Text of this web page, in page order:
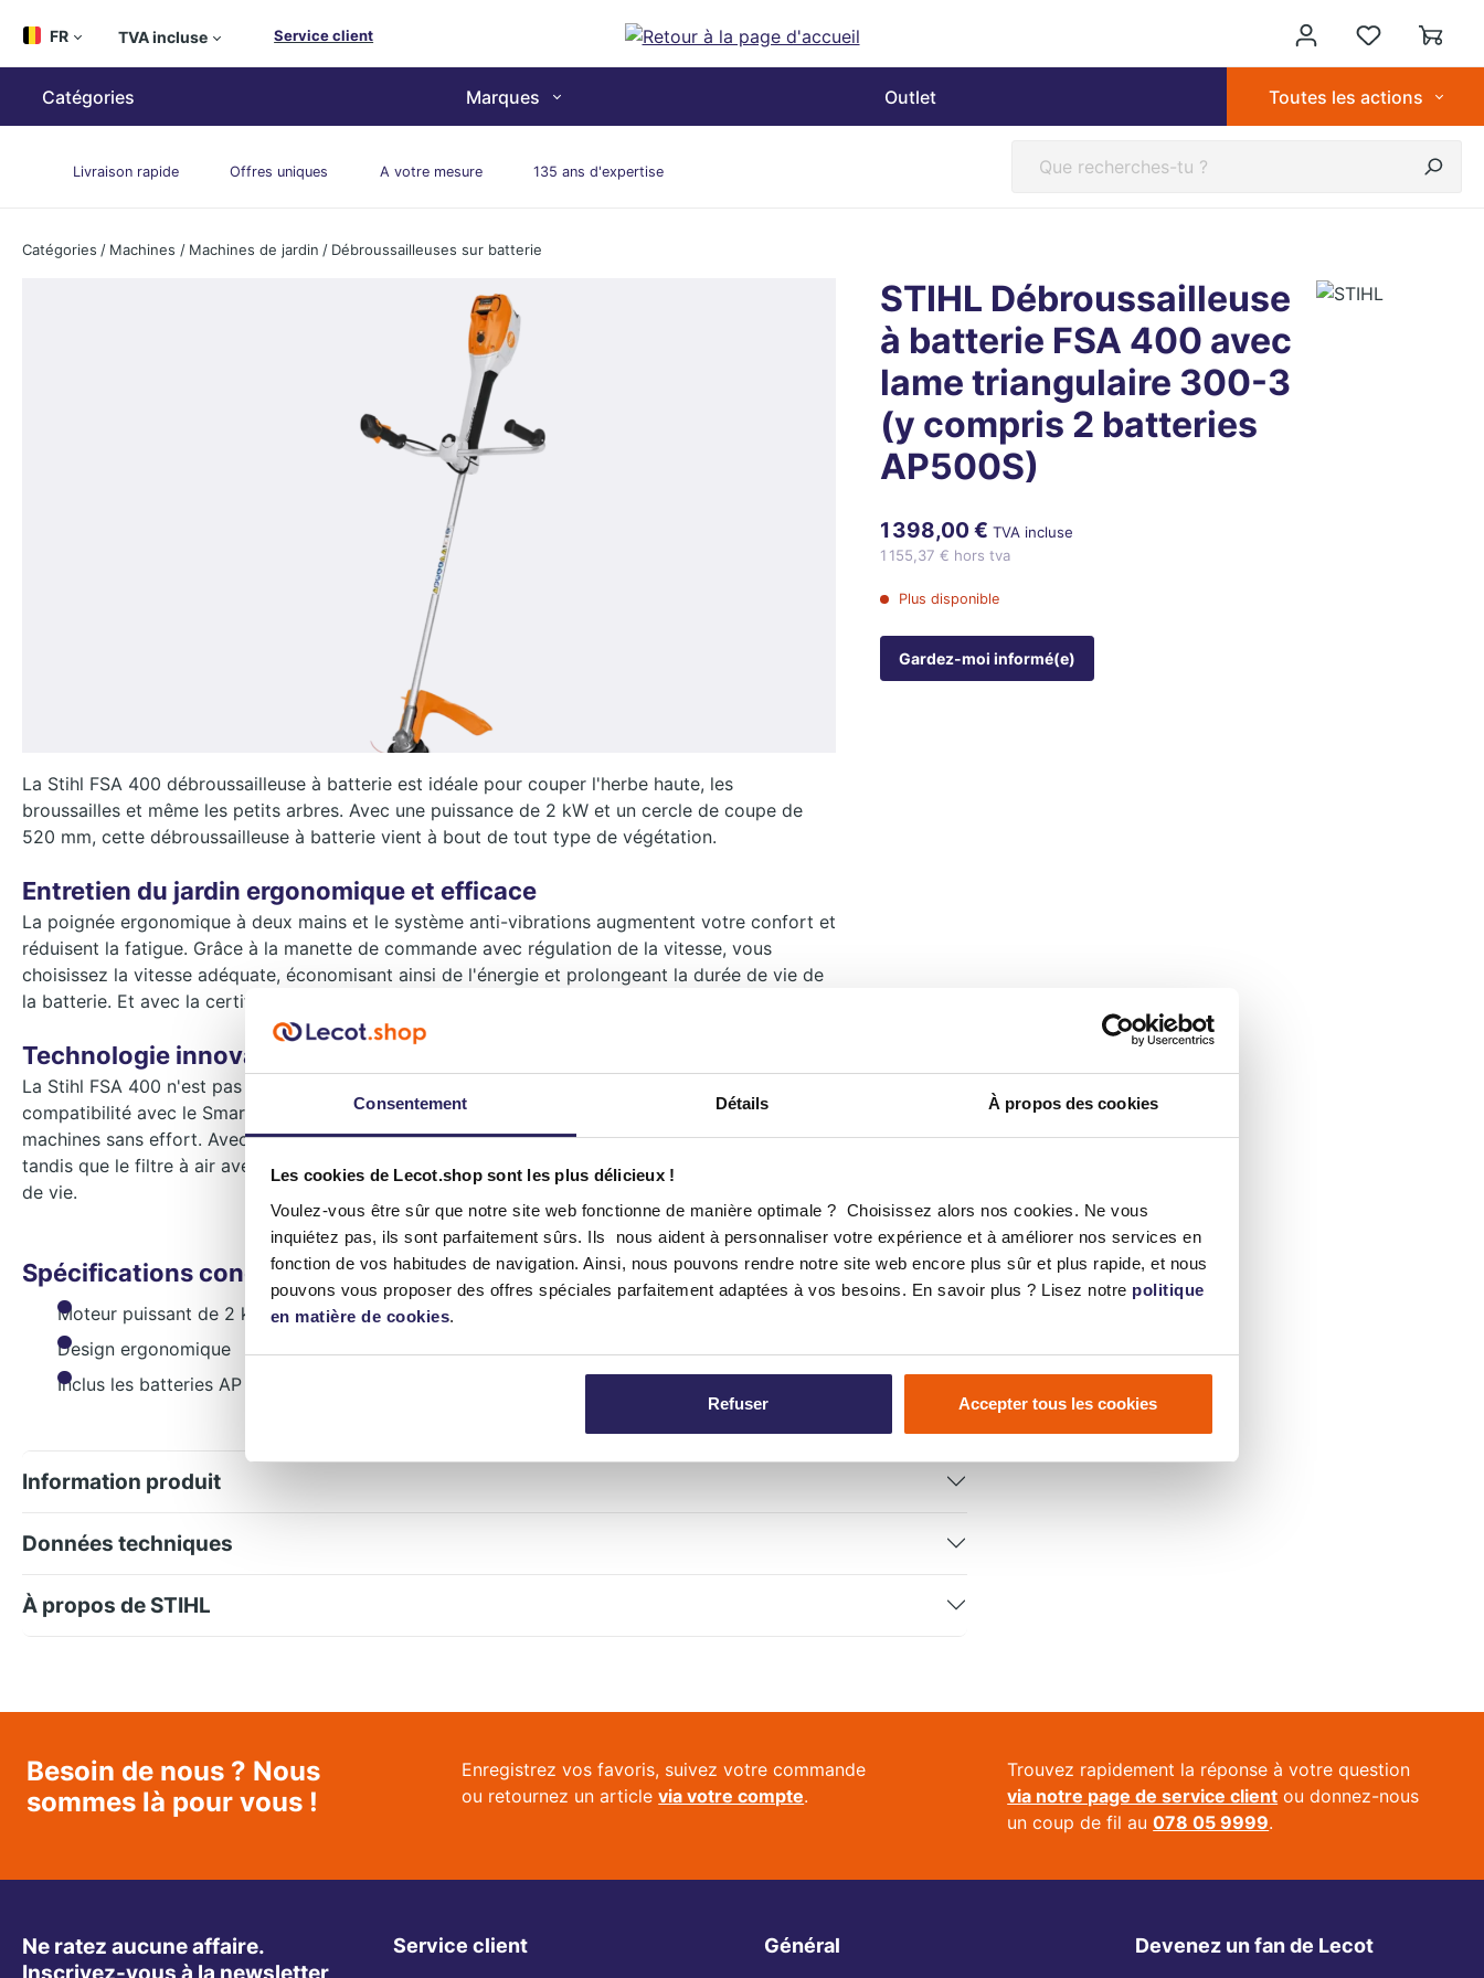
Consentement Détails À propos des cookies
Les cookies de Lecot.shop sont les plus délicieux !
Voulez-vous être sûr que notre site web fonctionne de manière optimale ? Choisissez alors nos cookies. Ne vous
inquiétez pas, ils sont parfaitement sûrs. Ils nous aident à personnaliser votre expérience et à améliorer nos services en
fonction de vos habitudes de navigation. Ainsi, nous pouvons rendre notre site web encore plus sûr et plus rapide, et nous
pouvons vous proposer des offres spéciales parfaitement adaptées à vos besoins. En savoir plus ? Lisez notre politique
en matière de cookies.
Refuser Accepter tous les cookies
FR TVA incluse Service client
Catégories Marques Outlet Toutes les actions
Livraison rapide Offres uniques A votre mesure 135 ans d'expertise
Catégories / Machines / Machines de jardin / Débroussailleuses sur batterie
STIHL Débroussailleuse
à batterie FSA 400 avec
lame triangulaire 300-3
(y compris 2 batteries
AP500S)
1 398,00 €TVA incluse
1 155,37 € hors tva
Plus disponible
Gardez-moi informé(e)
La Stihl FSA 400 débroussailleuse à batterie est idéale pour couper l'herbe haute, les
broussailles et même les petits arbres. Avec une puissance de 2 kW et un cercle de coupe de
520 mm, cette débroussailleuse à batterie vient à bout de tout type de végétation.
Entretien du jardin ergonomique et efficace
La poignée ergonomique à deux mains et le système anti-vibrations augmentent votre confort et
réduisent la fatigue. Grâce à la manette de commande avec régulation de la vitesse, vous
choisissez la vitesse adéquate, économisant ainsi de l'énergie et prolongeant la durée de vie de
la batterie. Et avec la certification IPX4, vous n'avez pas à vous soucier d'une petite averse.
Technologie innovante pour les professionnels
La Stihl FSA 400 n'est pas seulement puissante, elle est aussi intelligente. Grâce à la
compatibilité avec le Smart Connector 2 A, vous restez connecté et gérez votre parc de
machines sans effort. Avec la fonction Power boost, vous tirez le meilleur parti de votre batterie,
tandis que le filtre à air avec grille métallique maintient le moteur au frais pour une longue durée
de vie.
Spécifications concises
Moteur puissant de 2 kW
Design ergonomique
Inclus les batteries AP 500 S
Information produit
Données techniques
À propos de STIHL
Besoin de nous ? Nous
sommes là pour vous !
Enregistrez vos favoris, suivez votre commande
ou retournez un articlevia votre compte.
Trouvez rapidement la réponse à votre question
via notre page de service client ou donnez-nous
un coup de fil au078 05 9999.
Ne ratez aucune affaire.
Inscrivez-vous à la newsletter
Service client Général Devenez un fan de Lecot